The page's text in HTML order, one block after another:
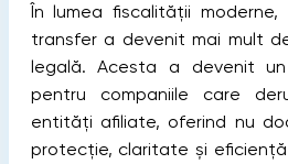
În lumea fiscalității
transfer a devenit mai mult
legală. Acesta a devenit
pentru companiile care
entități afiliate, oferind nu
protecție, claritate și